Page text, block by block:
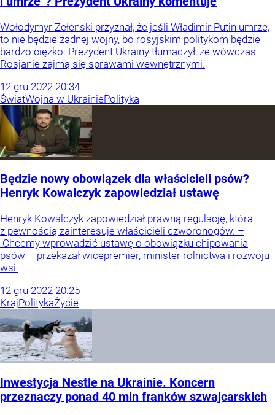
Wołodymyr Zełenski przyznał, że jeśli Władimir Putin umrze,
to nie będzie żadnej wojny, bo rosyjskim politykom będzie
bardzo ciężko. Prezydent Ukrainy tłumaczył, że wówczas
Rosjanie zajmą się sprawami wewnętrznymi.
12 gru 2022 20:34
ŚwiatWojna w UkrainiePolityka
Będzie nowy obowiązek dla właścicieli psów?
Henryk Kowalczyk zapowiedział ustawę
Henryk Kowalczyk zapowiedział prawną regulację, która
z pewnością zainteresuje właścicieli czworonogów. –
Chcemy wprowadzić ustawę o obowiązku chipowania
psów – przekazał wicepremier, minister rolnictwa i rozwoju
wsi.
12 gru 2022 20:25
KrajPolitykaŻycie
Inwestycja Nestle na Ukrainie. Koncern
przeznaczy ponad 40 mln franków szwajcarskich